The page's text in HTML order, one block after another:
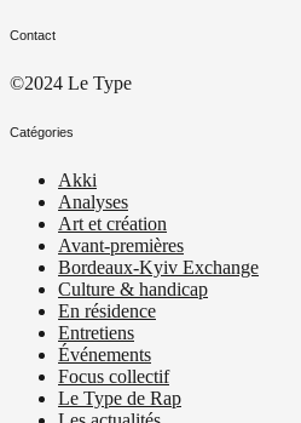
Contact
©2024 Le Type
Catégories
Akki
Analyses
Art et création
Avant-premières
Bordeaux-Kyiv Exchange
Culture & handicap
En résidence
Entretiens
Événements
Focus collectif
Le Type de Rap